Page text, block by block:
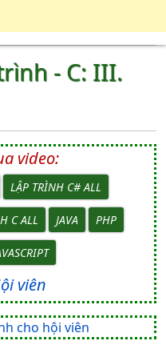
- C: III.
video:
LẬP TRÌNH C# ALL
C ALL JAVA PHP
viên
cho hội viên